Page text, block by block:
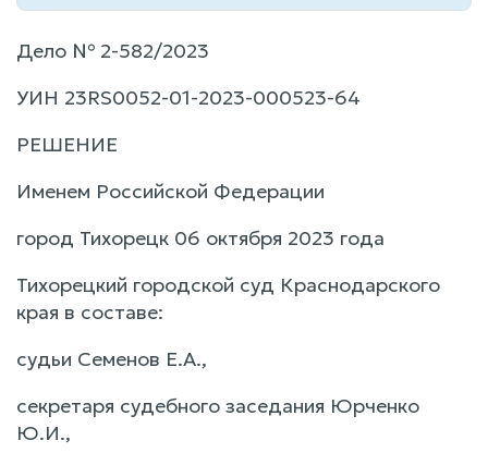
Дело № 2-582/2023
УИН 23RS0052-01-2023-000523-64
РЕШЕНИЕ
Именем Российской Федерации
город Тихорецк 06 октября 2023 года
Тихорецкий городской суд Краснодарского
края в составе:
судьи Семенов Е.А.,
секретаря судебного заседания Юрченко
Ю.И.,